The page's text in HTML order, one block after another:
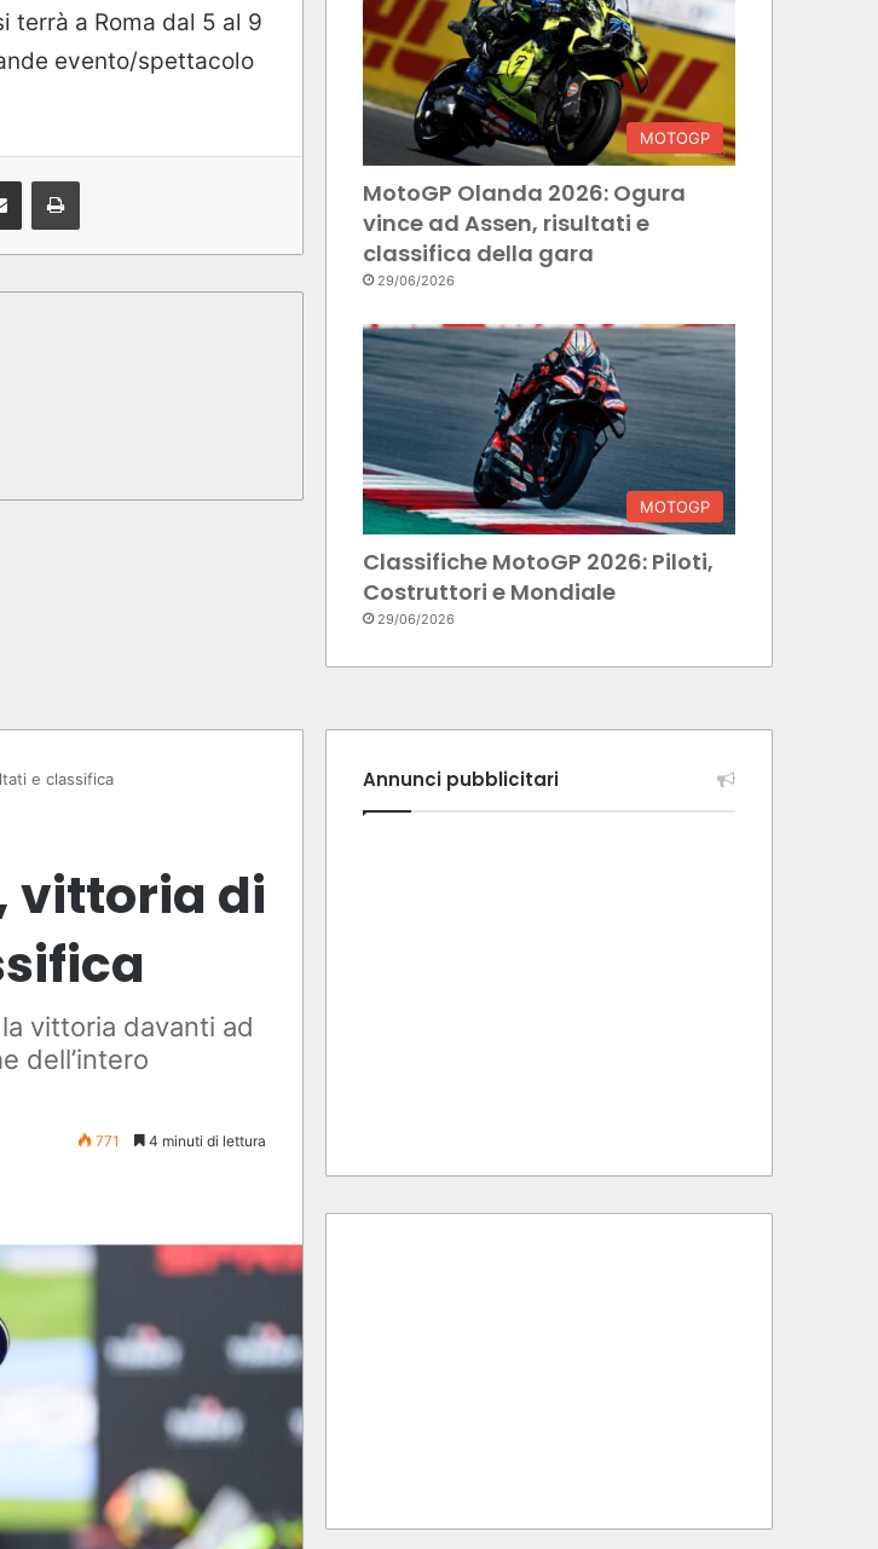
terrà a Roma dal 5 al 9
evento/spettacolo
MOTOGP
MotoGP Olanda 2026: Ogura
vince ad Assen, risultati e
classifica della gara
29/06/2026
MOTOGP
Classifiche MotoGP 2026: Piloti,
Costruttori e Mondiale
29/06/2026